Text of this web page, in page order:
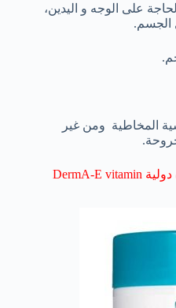
على الوجه و اليدين،
الجسم.
المخاطية ومن غير
10.ديرما-إي فيتامين E 12000 وحدة دولية DermA-E vitamin